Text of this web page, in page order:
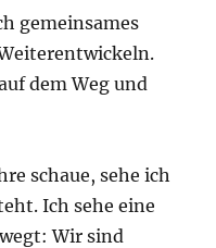
gemeinsames
dem Weg und
schaue, sehe ich
Ich sehe eine
Wir sind